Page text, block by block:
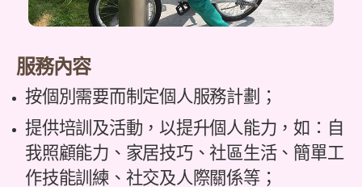
服務內容
按個別需要而制定個人服務計劃；
提供培訓及活動，以提升個人能力，如：自
我照顧能力、家居技巧、社區生活、簡單工
作技能訓練、社交及人際關係等；